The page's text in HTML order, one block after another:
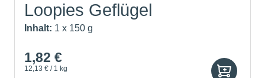
Loopies Geflügel
Inhalt: 1 x 150 g
1,82 €
12,13 € / 1 kg